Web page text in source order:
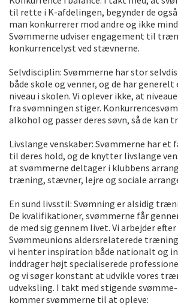
til rette i K-afdelingen, begynder de
man konkurrerer mod andre og ikke
Svømmerne udviser engagement til
konkurrencelyst ved stævnerne.
Selvdisciplin: Svømmerne har stor
både skole og venner, og de har
niveau i skolen. Vi oplever ikke, at
fra svømningen stiger.
alkohol og passer deres søvn, så de
Livslange venskaber: Svømmerne har
til deres hold, og de knytter livslange
at svømmerne deltager i klubbens
træning, stævner, lejre og sociale
En sund livsstil: Svømning er alsidig
De kvalifikationer, svømmerne får
de med sig gennem livet. Vi arbejder efter
Svømmeunions aldersrelaterede
vi henter inspiration både nationalt og
inddrager højt specialiserede
og vi søger konstant at udvikle vores
udveksling. I takt med stigende
kommer svømmerne til at opleve: